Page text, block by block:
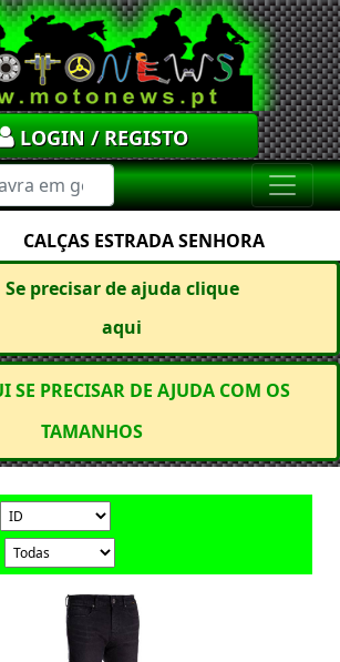
LOGIN / REGISTO
CALÇAS ESTRADA SENHORA
Se precisar de ajuda clique
aqui
SE PRECISAR DE AJUDA COM OS
TAMANHOS